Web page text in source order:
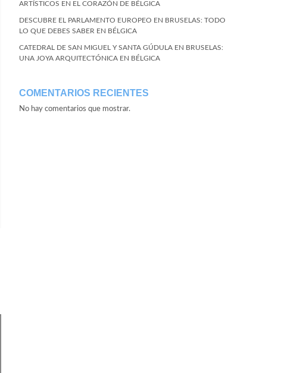
ARTÍSTICOS EN EL CORAZÓN DE BÉLGICA
DESCUBRE EL PARLAMENTO EUROPEO EN BRUSELAS: TODO
LO QUE DEBES SABER EN BÉLGICA
CATEDRAL DE SAN MIGUEL Y SANTA GÚDULA EN BRUSELAS:
UNA JOYA ARQUITECTÓNICA EN BÉLGICA
COMENTARIOS RECIENTES
No hay comentarios que mostrar.